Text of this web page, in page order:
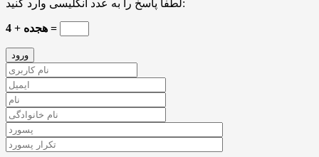
لطفا پاسخ را به عدد انگلیسی وارد کنید:
4 + هجده =